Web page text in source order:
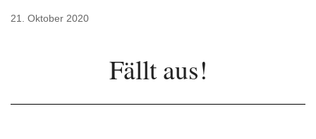
21. Oktober 2020
Fällt aus!